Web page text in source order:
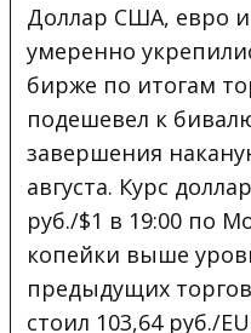
Доллар США, евро
умеренно
бирже по итогам
подешевел к
завершения
августа. Курс
руб./$1 в 19:00 по
копейки выше
предыдущих
стоил 103,64 руб./